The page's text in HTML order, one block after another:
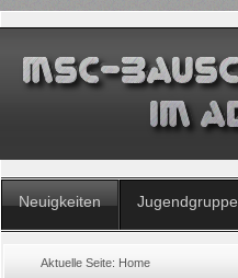
Neuigkeiten Jugendgruppe
Aktuelle Seite: Home